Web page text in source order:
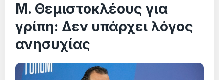
Μ. Θεμιστοκλέους για
γρίπη: Δεν υπάρχει λόγος
ανησυχίας